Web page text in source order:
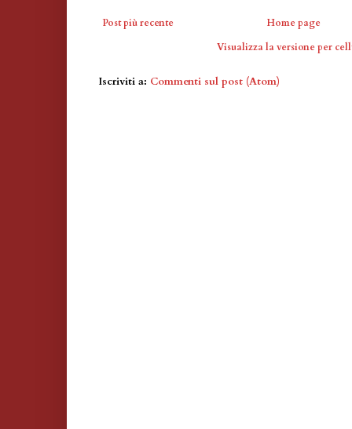
Post più recente
Home page
Visualizza la versione per
Iscriviti a: Commenti sul post (Atom)